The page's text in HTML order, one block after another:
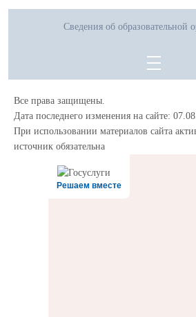
Сведения об образовательной
Все права защищены.
Дата последнего изменения на сайте:
При использовании материалов сайта
источник обязательна
Решаем вместе